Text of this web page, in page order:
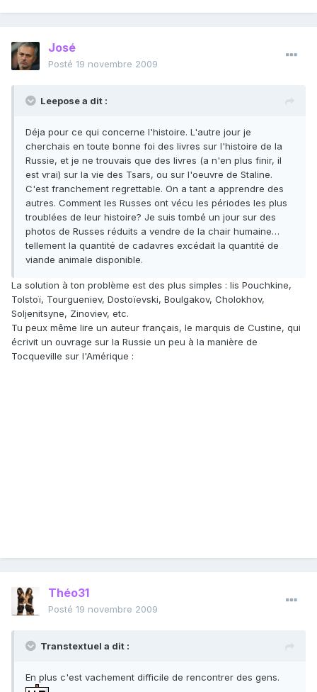
José
Posté 19 novembre 2009
Leepose a dit :
Déja pour ce qui concerne l'histoire. L'autre jour je
cherchais en toute bonne foi des livres sur l'histoire de la
Russie, et je ne trouvais que des livres (a n'en plus finir, il
est vrai) sur la vie des Tsars, ou sur l'oeuvre de Staline.
C'est franchement regrettable. On a tant a apprendre des
autres. Comment les Russes ont vécu les périodes les plus
troublées de leur histoire? Je suis tombé un jour sur des
photos de Russes réduits a vendre de la chair humaine…
tellement la quantité de cadavres excédait la quantité de
viande animale disponible.
La solution à ton problème est des plus simples : lis Pouchkine,
Tolstoï, Tourgueniev, Dostoïevski, Boulgakov, Cholokhov,
Soljenitsyne, Zinoviev, etc.
Tu peux même lire un auteur français, le marquis de Custine, qui
écrivit un ouvrage sur la Russie un peu à la manière de
Tocqueville sur l'Amérique :
Théo31
Posté 19 novembre 2009
Transtextuel a dit :
En plus c'est vachement difficile de rencontrer des gens.